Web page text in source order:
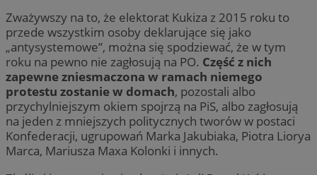
Zważywszy na to, że elektorat Kukiza z 2015 roku to
przede wszystkim osoby deklarujące się jako
„antysystemowe”, można się spodziewać, że w tym
roku na pewno nie zagłosują na PO. Część z nich
zapewne zniesmaczona w ramach niemego
protestu zostanie w domach, pozostali albo
przychylniejszym okiem spojrzą na PiS, albo zagłosują
na jeden z mniejszych politycznych tworów w postaci
Konfederacji, ugrupowań Marka Jakubiaka, Piotra Liorya
Marca, Mariusza Maxa Kolonki i innych.